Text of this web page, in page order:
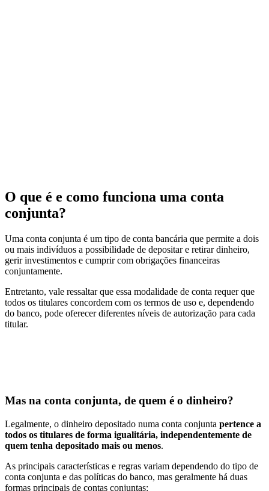
O que é e como funciona uma conta
conjunta?
Uma conta conjunta é um tipo de conta bancária que permite a dois
ou mais indivíduos a possibilidade de depositar e retirar dinheiro,
gerir investimentos e cumprir com obrigações financeiras
conjuntamente.
Entretanto, vale ressaltar que essa modalidade de conta requer que
todos os titulares concordem com os termos de uso e, dependendo
do banco, pode oferecer diferentes níveis de autorização para cada
titular.
Mas na conta conjunta, de quem é o dinheiro?
Legalmente, o dinheiro depositado numa conta conjunta pertence a
todos os titulares de forma igualitária, independentemente de
quem tenha depositado mais ou menos.
As principais características e regras variam dependendo do tipo de
conta conjunta e das políticas do banco, mas geralmente há duas
formas principais de contas conjuntas: